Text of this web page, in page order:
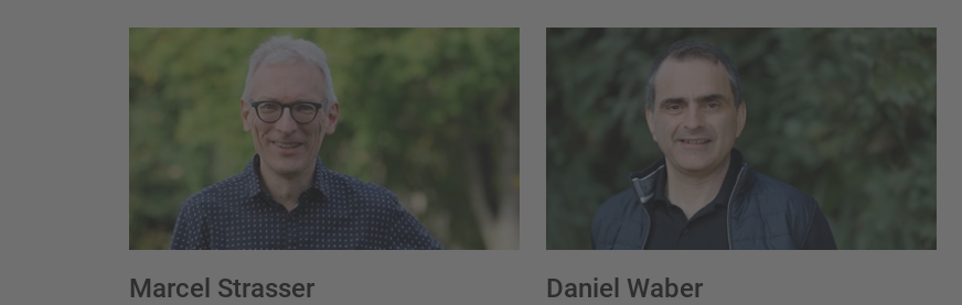
Marcel Strasser Daniel Waber